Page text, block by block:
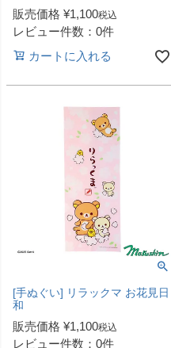
販売価格 ¥1,100税込
レビュー件数：0件
カートに入れる
[手ぬぐい] リラックマ お花見日
和
販売価格 ¥1,100税込
レビュー件数：0件